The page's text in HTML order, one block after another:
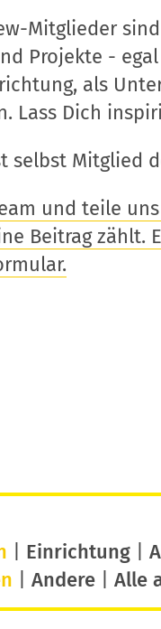
Mitglieder
Projekte -
als
Lass Dich
selbst Mitglied
und teile
Beitrag zählt.
Einrichtung|
Andere Alle